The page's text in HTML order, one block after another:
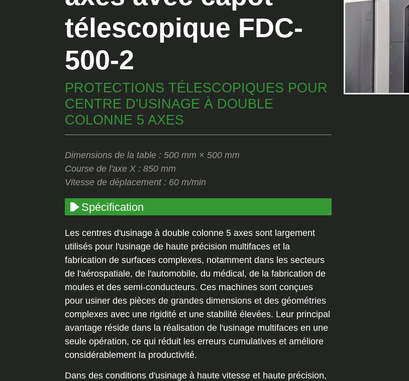
télescopique FDC-
500-2
PROTECTIONS TÉLESCOPIQUES POUR
CENTRE D'USINAGE À DOUBLE
COLONNE 5 AXES
Dimensions de la table : 500 mm × 500 mm
Course de l'axe X : 850 mm
Vitesse de déplacement : 60 m/min
Spécification
Les centres d'usinage à double colonne 5 axes sont largement
utilisés pour l'usinage de haute précision multifaces et la
fabrication de surfaces complexes, notamment dans les secteurs
de l'aérospatiale, de l'automobile, du médical, de la fabrication de
moules et des semi-conducteurs. Ces machines sont conçues
pour usiner des pièces de grandes dimensions et des géométries
complexes avec une rigidité et une stabilité élevées. Leur principal
avantage réside dans la réalisation de l'usinage multifaces en une
seule opération, ce qui réduit les erreurs cumulatives et améliore
considérablement la productivité.
Dans des conditions d'usinage à haute vitesse et haute précision,